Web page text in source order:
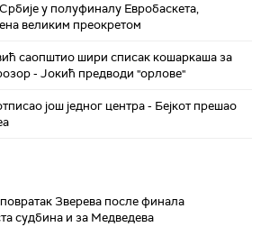
у полуфиналу Евробаскета,
великим преокретом
саопштио шири списак кошаркаша за
- Јокић предводи "орлове"
још једног центра - Бејкот прешао
Зверева после финала
судбина и за Медведева